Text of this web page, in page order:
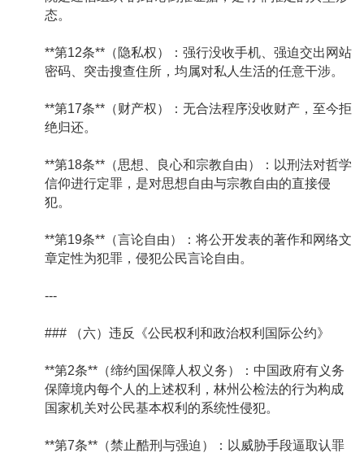
态。
**第12条**（隐私权）：强行没收手机、强迫交出网站
密码、突击搜查住所，均属对私人生活的任意干涉。
**第17条**（财产权）：无合法程序没收财产，至今拒
绝归还。
**第18条**（思想、良心和宗教自由）：以刑法对哲学
信仰进行定罪，是对思想自由与宗教自由的直接侵
犯。
**第19条**（言论自由）：将公开发表的著作和网络文
章定性为犯罪，侵犯公民言论自由。
---
### （六）违反《公民权利和政治权利国际公约》
**第2条**（缔约国保障人权义务）：中国政府有义务
保障境内每个人的上述权利，林州公检法的行为构成
国家机关对公民基本权利的系统性侵犯。
**第7条**（禁止酷刑与强迫）：以威胁手段逼取认罪